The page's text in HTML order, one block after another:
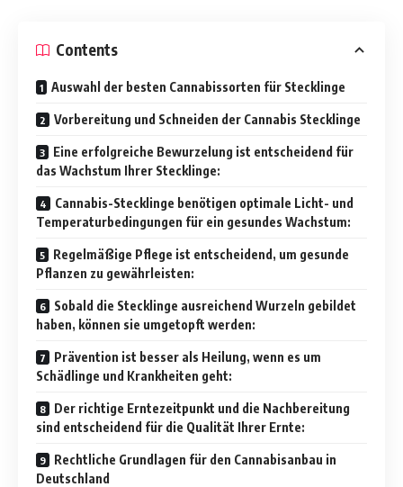
Contents
Auswahl der besten Cannabissorten für Stecklinge
Vorbereitung und Schneiden der Cannabis Stecklinge
Eine erfolgreiche Bewurzelung ist entscheidend für
das Wachstum Ihrer Stecklinge:
Cannabis-Stecklinge benötigen optimale Licht- und
Temperaturbedingungen für ein gesundes Wachstum:
Regelmäßige Pflege ist entscheidend, um gesunde
Pflanzen zu gewährleisten:
Sobald die Stecklinge ausreichend Wurzeln gebildet
haben, können sie umgetopft werden:
Prävention ist besser als Heilung, wenn es um
Schädlinge und Krankheiten geht:
Der richtige Erntezeitpunkt und die Nachbereitung
sind entscheidend für die Qualität Ihrer Ernte:
Rechtliche Grundlagen für den Cannabisanbau in
Deutschland